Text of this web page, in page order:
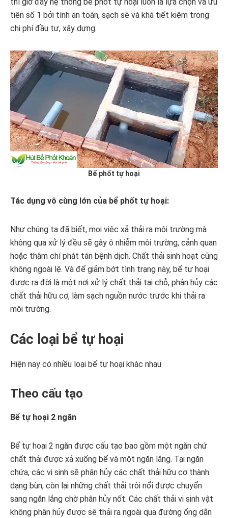
thì giờ đây hệ thống bể phốt tự hoại luôn là lựa chọn và ưu
tiên số 1 bởi tính an toàn, sạch sẽ và khá tiết kiệm trong
chi phí đầu tư, xây dựng.
Bể phốt tự hoại
Tác dụng vô cùng lớn của bể phốt tự hoại:
Như chúng ta đã biết, mọi việc xả thải ra môi trường mà
không qua xử lý đều sẽ gây ô nhiễm môi trường, cảnh quan
hoặc thậm chí phát tán bệnh dịch. Chất thải sinh hoạt cũng
không ngoài lệ. Và để giảm bớt tình trạng này, bể tự hoại
được ra đời là một nơi xử lý chất thải tại chỗ, phân hủy các
chất thải hữu cơ, làm sạch nguồn nước trước khi thải ra
môi trường.
Các loại bể tự hoại
Hiện nay có nhiều loại bể tự hoại khác nhau
Theo cấu tạo
Bể tự hoại 2 ngăn
Bể tự hoại 2 ngăn được cấu tạo bao gồm một ngăn chứ
chất thải được xả xuống bể và một ngăn lắng. Tại ngăn
chứa, các vi sinh sẽ phân hủy các chất thải hữu cơ thành
dạng bùn, còn lại những chất thải trôi nổi được chuyển
sang ngăn lắng chờ phân hủy nốt. Các chất thải vi sinh vật
không phân hủy được sẽ thải ra ngoài qua đường ống dẫn